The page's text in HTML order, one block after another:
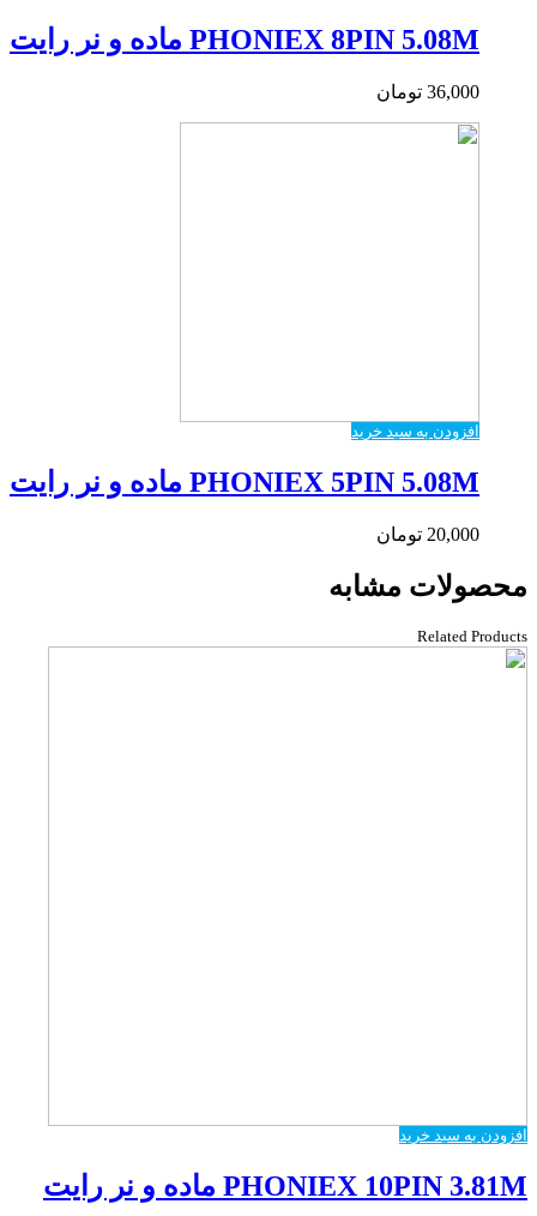
PHONIEX 8PIN 5.08M ماده و نر رایت
36,000 تومان
افزودن به سبد خرید
PHONIEX 5PIN 5.08M ماده و نر رایت
20,000 تومان
محصولات مشابه
Related Products
افزودن به سبد خرید
PHONIEX 10PIN 3.81M ماده و نر رایت